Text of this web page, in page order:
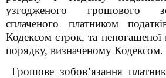
узгодженого грошового
сплаченого платником
Кодексом строк, та непогашеної
порядку, визначеному Кодексом.
Грошове зобов’язання